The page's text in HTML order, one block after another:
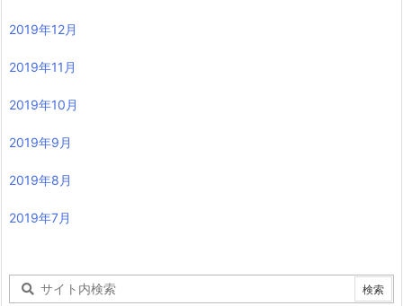
2019年12月
2019年11月
2019年10月
2019年9月
2019年8月
2019年7月